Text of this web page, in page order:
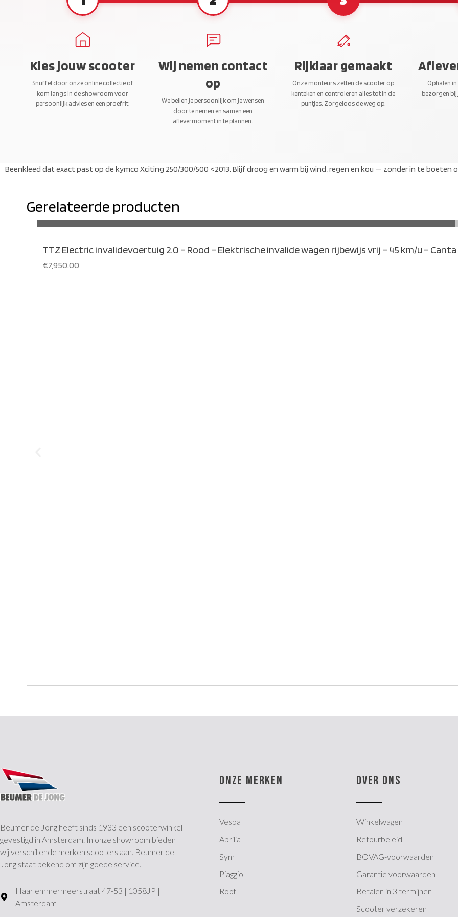
Kies jouw scooter
Snuffel door onze online collectie of
kom langs in de showroom voor
persoonlijk advies en een proefrit.
Wij nemen contact
op
We bellen je persoonlijk om je wensen
door te nemen en samen een
aflevermoment in te plannen.
Rijklaar gemaakt
Onze monteurs zetten de scooter op
kenteken en controleren alles tot in de
puntjes. Zorgeloos de weg op.
Ophalen
bezorgen bij
Beenkleed dat exact past op de kymco Xciting 250/300/500 <2013. Blijf droog en warm bij wind, regen en kou — zonder in te boeten
Gerelateerde producten
TTZ Electric invalidevoertuig 2.0 – Rood – Elektrische invalide wagen rijbewijs vrij – 45 km/u – Canta
€7,950.00
Beumer de Jong heeft sinds 1933 een scooterwinkel
gevestigd in Amsterdam. In onze showroom bieden
wij verschillende merken scooters aan. Beumer de
Jong staat bekend om zijn goede service.
Haarlemmermeerstraat 47-53 | 1058JP |
Amsterdam
ONZE MERKEN
Vespa
Aprilia
Sym
Piaggio
Roof
OVER ONS
Winkelwagen
Retourbeleid
BOVAG-voorwaarden
Garantie voorwaarden
Betalen in 3 termijnen
Scooter verzekeren